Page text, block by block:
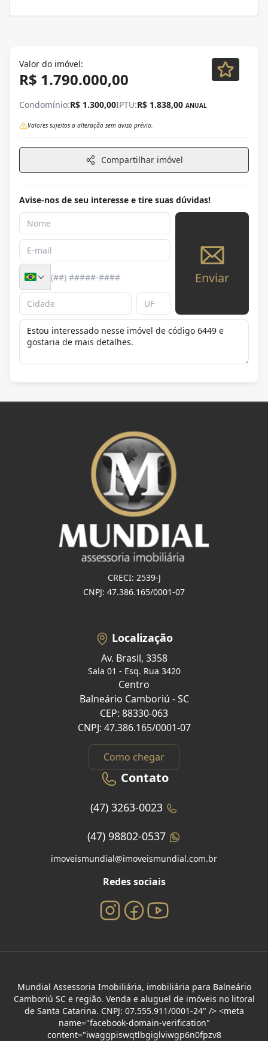
Valor do imóvel:
R$ 1.790.000,00
Condomínio:R$ 1.300,00IPTU:R$ 1.838,00 ANUAL
Valores sujeitos a alteração sem aviso prévio.
Compartilhar imóvel
Avise-nos de seu interesse e tire suas dúvidas!
Enviar
CRECI: 2539-J
CNPJ: 47.386.165/0001-07
Localização
Av. Brasil, 3358
Sala 01 - Esq. Rua 3420
Centro
Balneário Camboriú - SC
CEP: 88330-063
CNPJ: 47.386.165/0001-07
Como chegar
Contato
(47) 3263-0023
(47) 98802-0537
imoveismundial@imoveismundial.com.br
Redes sociais
Mundial Assessoria Imobiliária, imobiliária para Balneário
Camboriú SC e região. Venda e aluguel de imóveis no litoral
de Santa Catarina. CNPJ: 07.555.911/0001-24" /> <meta
name="facebook-domain-verification"
content="iwaggpiswqtlbgiglviwgp6n0fpzv8